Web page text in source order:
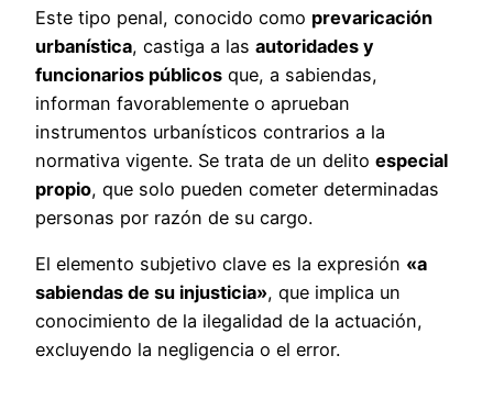
Este tipo penal, conocido como prevaricación
urbanística, castiga a las autoridades y
funcionarios públicos que, a sabiendas,
informan favorablemente o aprueban
instrumentos urbanísticos contrarios a la
normativa vigente. Se trata de un delito especial
propio, que solo pueden cometer determinadas
personas por razón de su cargo.
El elemento subjetivo clave es la expresión «a
sabiendas de su injusticia», que implica un
conocimiento de la ilegalidad de la actuación,
excluyendo la negligencia o el error.